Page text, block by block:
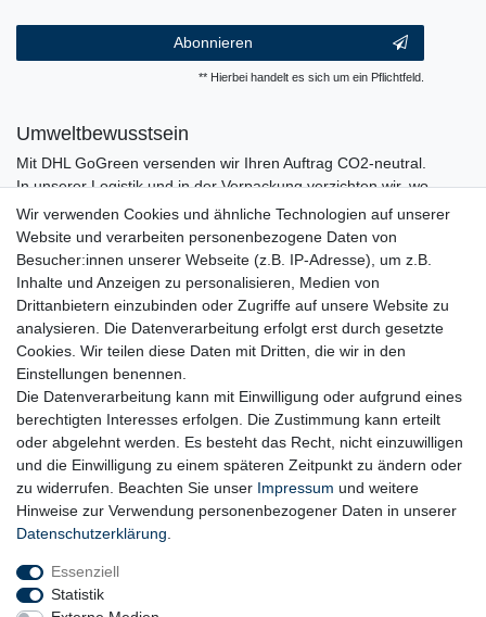
Abonnieren
** Hierbei handelt es sich um ein Pflichtfeld.
Umweltbewusstsein
Mit DHL GoGreen versenden wir Ihren Auftrag CO2-neutral.
In unserer Logistik und in der Verpackung verzichten wir, wo
immer es möglich ist, auf den Einsatz von Kunststoffen und
Plastik.
Wir verwenden Cookies und ähnliche Technologien auf unserer
Website und verarbeiten personenbezogene Daten von
Besucher:innen unserer Webseite (z.B. IP-Adresse), um z.B.
Inhalte und Anzeigen zu personalisieren, Medien von
Drittanbietern einzubinden oder Zugriffe auf unsere Website zu
analysieren. Die Datenverarbeitung erfolgt erst durch gesetzte
Cookies. Wir teilen diese Daten mit Dritten, die wir in den
Einstellungen benennen.
Die Datenverarbeitung kann mit Einwilligung oder aufgrund eines
berechtigten Interesses erfolgen. Die Zustimmung kann erteilt
oder abgelehnt werden. Es besteht das Recht, nicht einzuwilligen
und die Einwilligung zu einem späteren Zeitpunkt zu ändern oder
zu widerrufen. Beachten Sie unser Impressum und weitere
Hinweise zur Verwendung personenbezogener Daten in unserer
Daten­schutz­erklärung
Essenziell
Statistik